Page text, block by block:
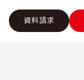
資料請求